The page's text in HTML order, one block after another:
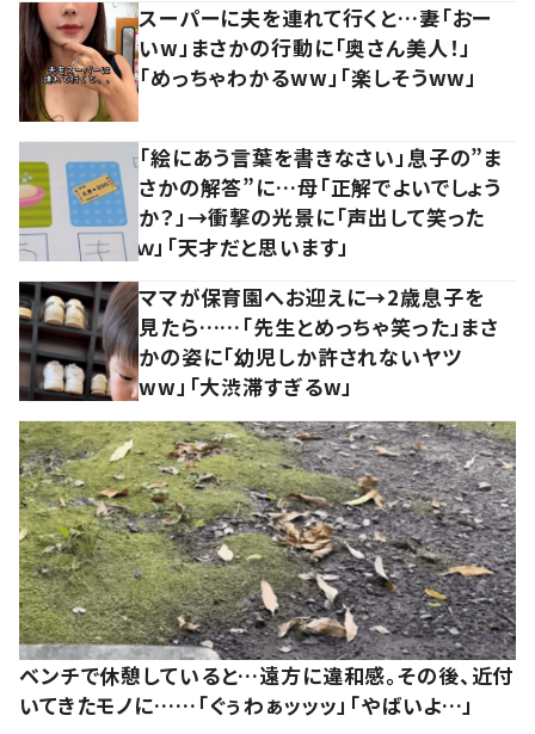
スーパーに夫を連れて行くと…妻「おー
いw」まさかの行動に「奥さん美人！」
「めっちゃわかるww」「楽しそうww」
「絵にあう言葉を書きなさい」息子の”ま
さかの解答”に…母「正解でよいでしょう
か？」→衝撃の光景に「声出して笑った
ｗ」「天才だと思います」
ママが保育園へお迎えに→2歳息子を
見たら……「先生とめっちゃ笑った」まさ
かの姿に「幼児しか許されないヤツ
ww」「大渋滞すぎるw」
ベンチで休憩していると…遠方に違和感。その後、近付
いてきたモノに……「ぐぅわぁッッッ」「やばいよ…」